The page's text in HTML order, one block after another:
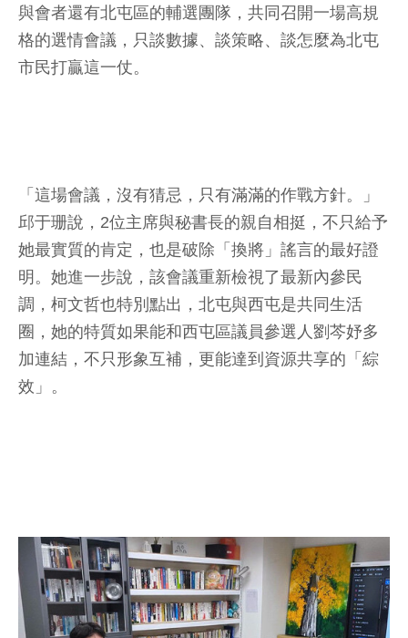
與會者還有北屯區的輔選團隊，共同召開一場高規
格的選情會議，只談數據、談策略、談怎麼為北屯
市民打贏這一仗。
「這場會議，沒有猜忌，只有滿滿的作戰方針。」
邱于珊說，2位主席與秘書長的親自相挺，不只給予
她最實質的肯定，也是破除「換將」謠言的最好證
明。她進一步說，該會議重新檢視了最新內參民
調，柯文哲也特別點出，北屯與西屯是共同生活
圈，她的特質如果能和西屯區議員參選人劉芩妤多
加連結，不只形象互補，更能達到資源共享的「綜
效」。